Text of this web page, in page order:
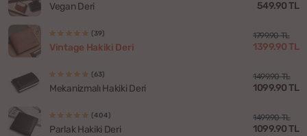
Vegan Deri 549.90 TL
(39)
Vintage Hakiki Deri
1799.90 TL
1399.90 TL
(63)
Mekanizmalı Hakiki Deri
1499.90 TL
1099.90 TL
(404)
Parlak Hakiki Deri
1499.90 TL
1099.90 TL